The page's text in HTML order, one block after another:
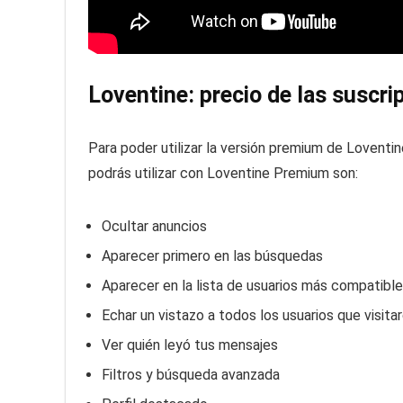
Loventine: precio de las
Para poder utilizar la versión premium de
podrás utilizar con Loventine Premium son:
Ocultar anuncios
Aparecer primero en las búsquedas
Aparecer en la lista de usuarios más
Echar un vistazo a todos los usuarios que
Ver quién leyó tus mensajes
Filtros y búsqueda avanzada